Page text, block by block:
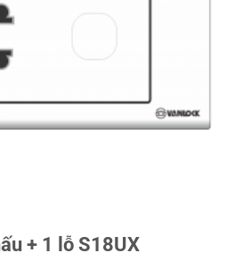
+ 1 lỗ S18UX